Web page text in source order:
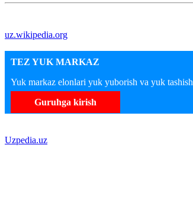
uz.wikipedia.org
TEZ YUK MARKAZ
Yuk markaz elonlari yuk yuborish va yuk tashish
Guruhga kirish
Uzpedia.uz